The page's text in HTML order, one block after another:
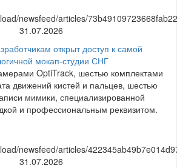
31.07.2026
открыт доступ к самой
мокап-студии СНГ
OptiTrack, шестью комплектами
движений кистей и пальцев, шестью
мимики, специализированной
и профессиональным реквизитом.
31.07.2026